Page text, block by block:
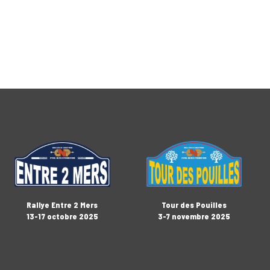
Rallye Entre 2 Mers
13-17 octobre 2025
Tour des Pouilles
3-7 novembre 2025